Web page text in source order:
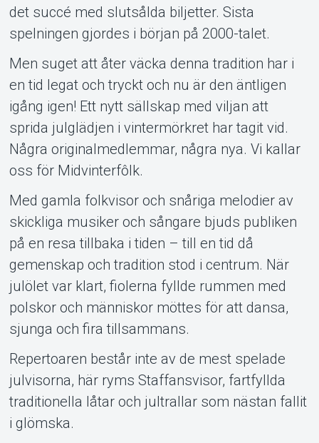
det succé med slutsålda biljetter. Sista
spelningen gjordes i början på 2000-talet.
Men suget att åter väcka denna tradition har i
en tid legat och tryckt och nu är den äntligen
igång igen! Ett nytt sällskap med viljan att
sprida julglädjen i vintermörkret har tagit vid.
Några originalmedlemmar, några nya. Vi kallar
oss för Midvinterfôlk.
Med gamla folkvisor och snåriga melodier av
skickliga musiker och sångare bjuds publiken
på en resa tillbaka i tiden – till en tid då
gemenskap och tradition stod i centrum. När
julölet var klart, fiolerna fyllde rummen med
polskor och människor möttes för att dansa,
sjunga och fira tillsammans.
Repertoaren består inte av de mest spelade
julvisorna, här ryms Staffansvisor, fartfyllda
traditionella låtar och jultrallar som nästan fallit
i glömska.